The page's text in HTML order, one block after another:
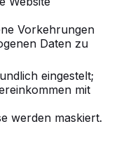
Vorkehrungen
Daten zu
eingestelt;
mit
werden maskiert.